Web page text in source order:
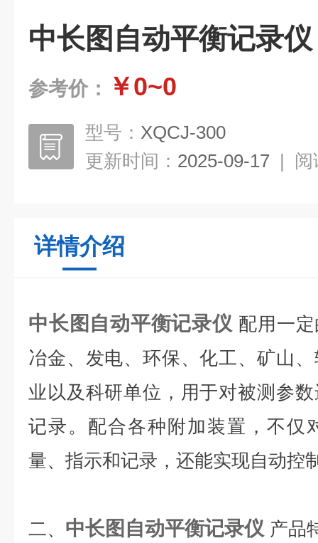
中长图自动平衡记录仪
参考价： ￥0~0
型号： XQCJ-300
更新时间： 2025-09-17 | 阅
详情介绍
中长图自动平衡记录仪 配用一
冶金、发电、环保、化工、矿山
业以及科研单位，用于对被测参
记录。配合各种附加装置，不仅
量、指示和记录，还能实现自动控
二、 中长图自动平衡记录仪 产品